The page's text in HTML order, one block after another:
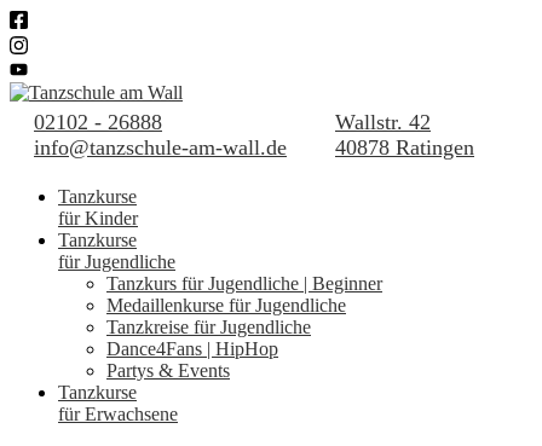
02102 - 26888
info@tanzschule-am-wall.de
Wallstr. 42
40878 Ratingen
Tanzkurse
für Kinder
Tanzkurse
für Jugendliche
Tanzkurs für Jugendliche | Beginner
Medaillenkurse für Jugendliche
Tanzkreise für Jugendliche
Dance4Fans | HipHop
Partys & Events
Tanzkurse
für Erwachsene